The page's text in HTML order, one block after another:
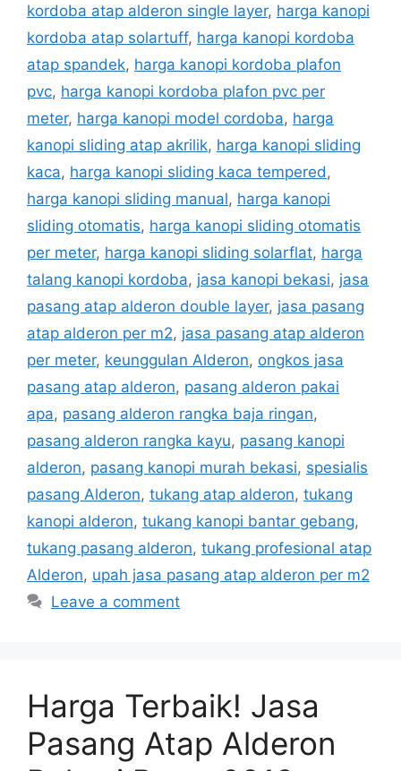
kordoba atap alderon single layer, harga kanopi
kordoba atap solartuff, harga kanopi kordoba
atap spandek, harga kanopi kordoba plafon
pvc, harga kanopi kordoba plafon pvc per
meter, harga kanopi model cordoba, harga
kanopi sliding atap akrilik, harga kanopi sliding
kaca, harga kanopi sliding kaca tempered ,
harga kanopi sliding manual, harga kanopi
sliding otomatis, harga kanopi sliding otomatis
per meter, harga kanopi sliding solarflat, harga
talang kanopi kordoba, jasa kanopi bekasi, jasa
pasang atap alderon double layer, jasa pasang
atap alderon per m2, jasa pasang atap alderon
per meter, keunggulan Alderon, ongkos jasa
pasang atap alderon, pasang alderon pakai
apa, pasang alderon rangka baja ringan,
pasang alderon rangka kayu, pasang kanopi
alderon, pasang kanopi murah bekasi, spesialis
pasang Alderon, tukang atap alderon, tukang
kanopi alderon, tukang kanopi bantar gebang,
tukang pasang alderon, tukang profesional atap
Alderon, upah jasa pasang atap alderon per m2
Leave a comment
Harga Terbaik! Jasa
Pasang Atap Alderon